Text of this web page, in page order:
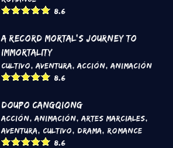
8.6
A Record Mortal's Journey To
Immortality
Cultivo,Aventura,Acción,Animación
8.6
DouPo Cangqiong
Acción,Animación,Artes marciales,
Aventura, Cultivo, Drama, Romance
8.6